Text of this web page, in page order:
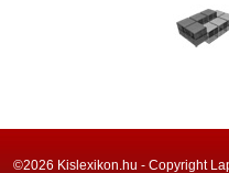
©2026 Kislexikon.hu - Copyright